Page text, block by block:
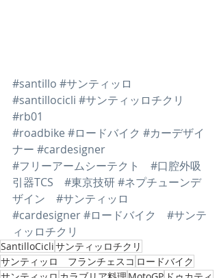
#santillo #サンティッロ
#santillocicli #サンティッロチクリ
#rb01
#roadbike #ロードバイク #カーデザイ
ナー #cardesigner
#フリーアームシーテクト
#口腔外吸
引器TCS
#東京技研#ネプチューンデ
ザイン
#サンティッロ
#cardesigner#ロードバイク
#サンテ
ィッロチクリ
SantilloCicliサンティッロチクリ
サンティッロ フランチェスコ ロードバイク